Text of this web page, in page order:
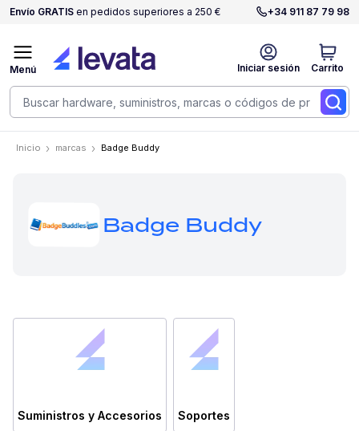
Envío GRATIS en pedidos superiores a 250 € +34 911 87 79 98
Iniciar sesión Carrito
Menú
Inicio marcas Badge Buddy
Badge Buddy
Suministros y Accesorios Soportes